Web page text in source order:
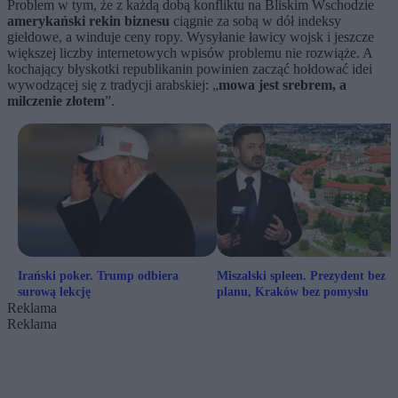
Problem w tym, że z każdą dobą konfliktu na Bliskim Wschodzie
amerykański rekin biznesu ciągnie za sobą w dół indeksy
giełdowe, a winduje ceny ropy. Wysyłanie ławicy wojsk i jeszcze
większej liczby internetowych wpisów problemu nie rozwiąże. A
kochający błyskotki republikanin powinien zacząć hołdować idei
wywodzącej się z tradycji arabskiej: „mowa jest srebrem, a
milczenie złotem”.
Irański poker. Trump odbiera
surową lekcję
Miszalski spleen. Prezydent bez
planu, Kraków bez pomysłu
Reklama
Reklama